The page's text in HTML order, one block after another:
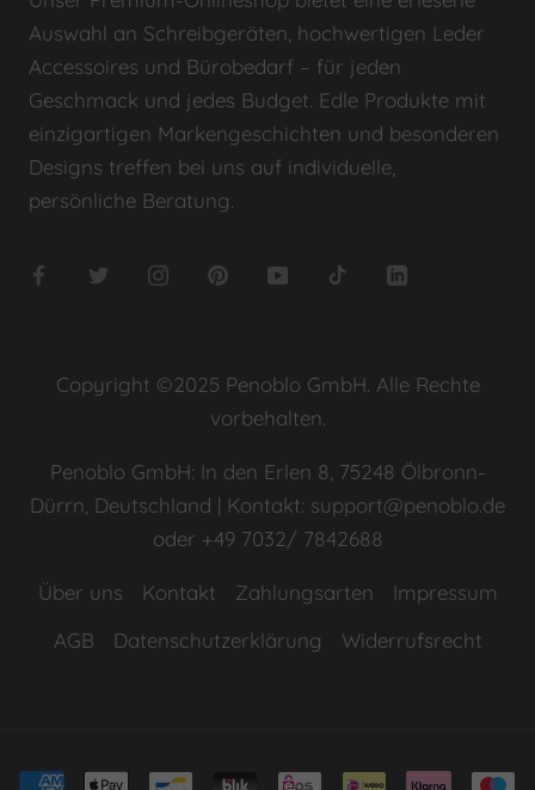
Auswahl an Schreibgeräten, hochwertigen Leder
Accessoires und Bürobedarf – für jeden
Geschmack und jedes Budget. Edle Produkte mit
einzigartigen Markengeschichten und besonderen
Designs treffen bei uns auf individuelle,
persönliche Beratung.
Copyright ©2025 Penoblo GmbH. Alle Rechte
vorbehalten.
Penoblo GmbH: In den Erlen 8, 75248 Ölbronn-
Dürrn, Deutschland | Kontakt: support@penoblo.de
oder +49 7032/ 7842688
Über uns Kontakt Zahlungsarten
Impressum
AGB
Datenschutzerklärung Widerrufsrecht